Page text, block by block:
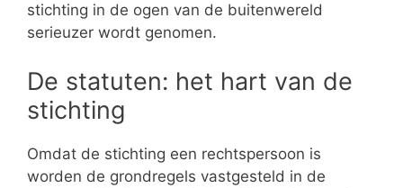
stichting in de ogen van de buitenwereld
serieuzer wordt genomen.
De statuten: het hart van de
stichting
Omdat de stichting een rechtspersoon is
worden de grondregels vastgesteld in de